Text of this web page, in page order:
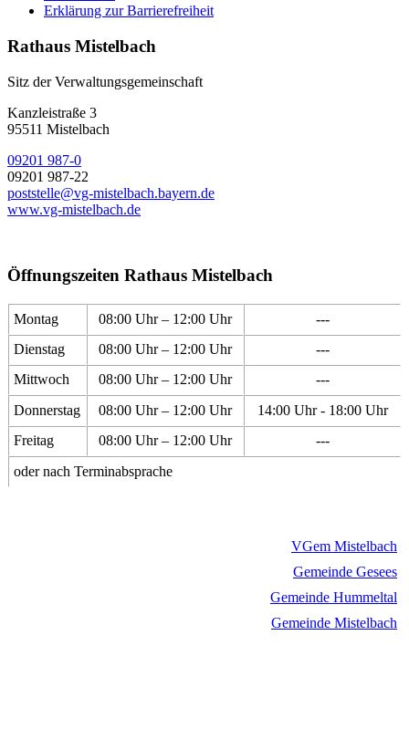
Erklärung zur Barrierefreiheit
Rathaus Mistelbach
Sitz der Verwaltungsgemeinschaft
Kanzleistraße 3
95511 Mistelbach
09201 987-0
09201 987-22
poststelle@vg-mistelbach.bayern.de
www.vg-mistelbach.de
Öffnungszeiten Rathaus Mistelbach
Montag 08:00 Uhr – 12:00 Uhr
---
Dienstag
08:00 Uhr – 12:00 Uhr
---
Mittwoch
08:00 Uhr – 12:00 Uhr
---
Donnerstag
08:00 Uhr – 12:00 Uhr
14:00 Uhr - 18:00 Uhr
Freitag
08:00 Uhr – 12:00 Uhr
---
oder nach Terminabsprache
VGem Mistelbach
Gemeinde Gesees
Gemeinde Hummeltal
Gemeinde Mistelbach